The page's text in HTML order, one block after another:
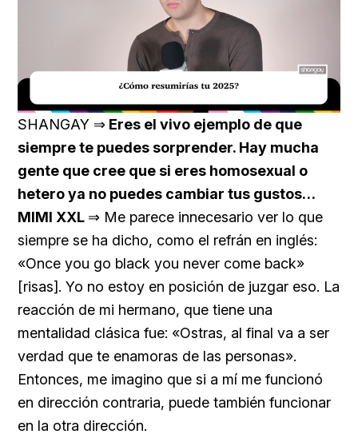
Unmute Loaded:
32.68%
SHANGAY ⇒ Eres el vivo ejemplo de que
siempre te puedes sorprender. Hay mucha
gente que cree que si eres homosexual o
hetero ya no puedes cambiar tus gustos…
MIMI XXL ⇒ Me parece innecesario ver lo que
siempre se ha dicho, como el refrán en inglés:
«Once you go black you never come back»
[risas]. Yo no estoy en posición de juzgar eso. La
reacción de mi hermano, que tiene una
mentalidad clásica fue: «Ostras, al final va a ser
verdad que te enamoras de las personas».
Entonces, me imagino que si a mí me funcionó
en dirección contraria, puede también funcionar
en la otra dirección.